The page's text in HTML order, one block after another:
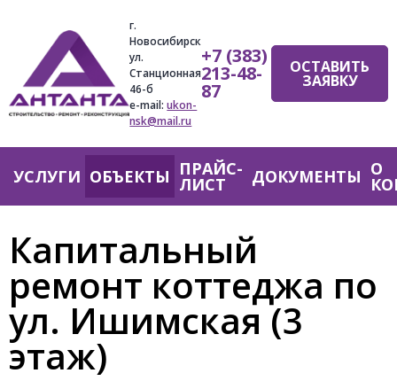
navigation
г.
Новосибирск
ул.
Станционная
46-б
e-mail:ukon-
nsk@mail.ru
+7 (383)
213-48-
87
ОСТАВИТЬ
ЗАЯВКУ
Главное
меню
УСЛУГИ ОБЪЕКТЫ ПРАЙС-
ЛИСТ ДОКУМЕНТЫ О
Капитальный
ремонт коттеджа по
ул. Ишимская (3
этаж)